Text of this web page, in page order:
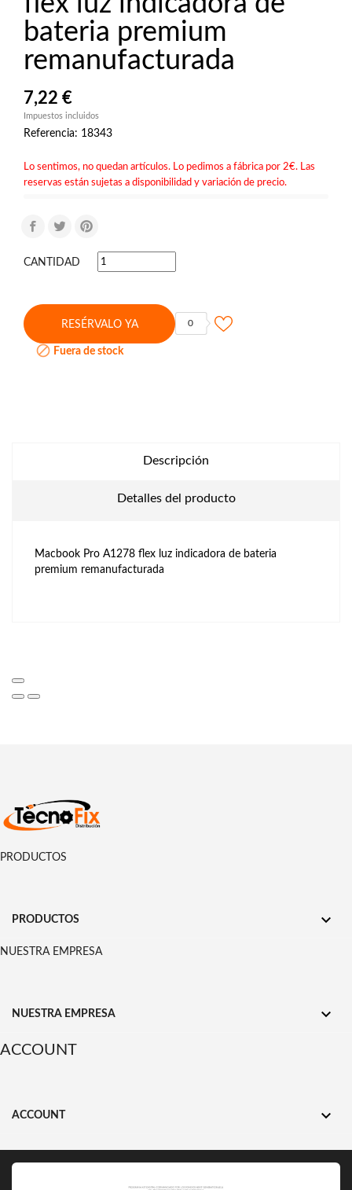
bateria premium
remanufacturada
7,22 €
Impuestos incluidos
Referencia: 18343
Lo sentimos, no quedan artículos. Lo pedimos a fábrica por 2€. Las
reservas están sujetas a disponibilidad y variación de precio.
CANTIDAD
RESÉRVALO YA 0
 Fuera de stock
Descripción
Detalles del producto
Macbook Pro A1278 flex luz indicadora de bateria
premium remanufacturada
PRODUCTOS
PRODUCTOS 
NUESTRA EMPRESA
NUESTRA EMPRESA 
ACCOUNT
ACCOUNT 